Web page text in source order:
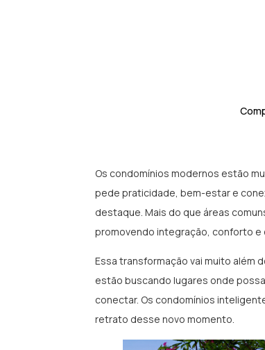
Os condomínios modernos estão
pede praticidade, bem-estar e
destaque. Mais do que áreas
promovendo integração, conforto e
Essa transformação vai muito além
estão buscando lugares onde
conectar. Os condomínios
retrato desse novo momento.